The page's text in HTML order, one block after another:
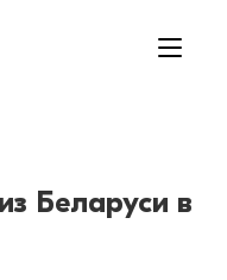
Беларуси в